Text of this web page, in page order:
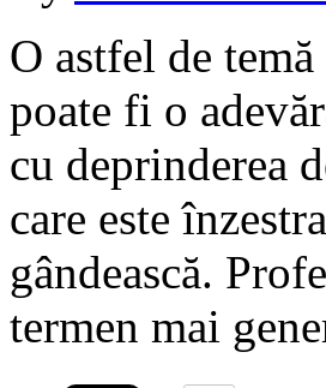
O astfel de
poate fi o
cu deprinderea
care este
gândească.
termen mai